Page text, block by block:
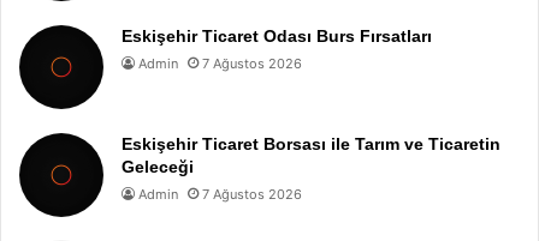
Eskişehir Ticaret Odası Burs Fırsatları
Admin 7 Ağustos 2026
Eskişehir Ticaret Borsası ile Tarım ve Ticaretin
Geleceği
Admin 7 Ağustos 2026